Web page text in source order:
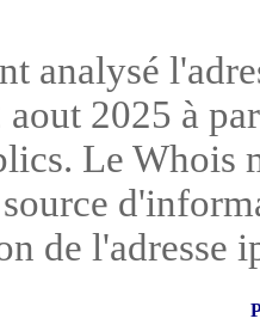
analysé
2025 à
Le Whois
de l'adresse